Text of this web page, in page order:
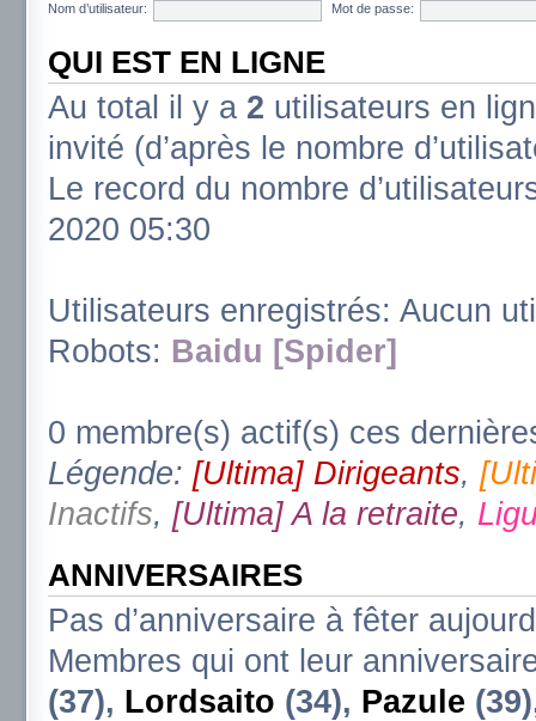
Nom d’utilisateur:
Mot de passe:
QUI EST EN LIGNE
Au total il y a 2 utilisateurs en
invité (d’après le nombre
Le record du nombre
2020 05:30
Utilisateurs enregistrés: Aucun
Robots: Baidu [Spider]
0 membre(s) actif(s) ces
Légende: [Ultima] Dirigeants,
Inactifs, [Ultima] A la retraite,
ANNIVERSAIRES
Pas d’anniversaire à fêter
Membres qui ont leur
(37), Lordsaito (34), Pazule